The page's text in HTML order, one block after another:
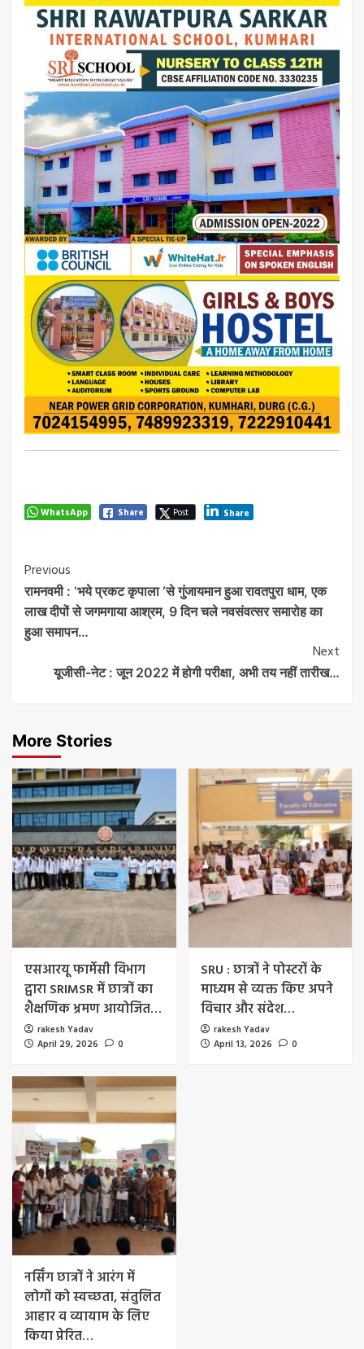
WhatsApp Share Post Share
Post
Navigation
Previous
रामनवमी : ‘भये प्रकट कृपाला ‘से गुंजायमान हुआ रावतपुरा धाम, एक
लाख दीपों से जगमगाया आश्रम, 9 दिन चले नवसंवत्सर समारोह का
हुआ समापन…
Next
यूजीसी-नेट : जून 2022 में होगी परीक्षा, अभी तय नहीं तारीख…
More Stories
एसआरयू फार्मेसी विभाग
द्वारा SRIMSR में छात्रों का
शैक्षणिक भ्रमण आयोजित…
rakesh Yadav
April 29, 2026
0
SRU : छात्रों ने पोस्टरों के
माध्यम से व्यक्त किए अपने
विचार और संदेश…
rakesh Yadav
April 13, 2026
0
नर्सिंग छात्रों ने आरंग में
लोगों को स्वच्छता, संतुलित
आहार व व्यायाम के लिए
किया प्रेरित…